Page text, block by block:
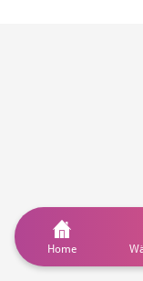
Bluse, Polo,
Home